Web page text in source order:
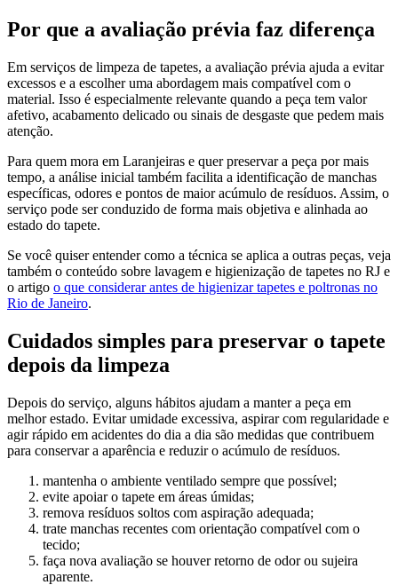
Por que a avaliação prévia faz diferença
Em serviços de limpeza de tapetes, a avaliação prévia ajuda a evitar
excessos e a escolher uma abordagem mais compatível com o
material. Isso é especialmente relevante quando a peça tem valor
afetivo, acabamento delicado ou sinais de desgaste que pedem mais
atenção.
Para quem mora em Laranjeiras e quer preservar a peça por mais
tempo, a análise inicial também facilita a identificação de manchas
específicas, odores e pontos de maior acúmulo de resíduos. Assim, o
serviço pode ser conduzido de forma mais objetiva e alinhada ao
estado do tapete.
Se você quiser entender como a técnica se aplica a outras peças, veja
também o conteúdo sobre lavagem e higienização de tapetes no RJ e
o artigo o que considerar antes de higienizar tapetes e poltronas no
Rio de Janeiro.
Cuidados simples para preservar o tapete
depois da limpeza
Depois do serviço, alguns hábitos ajudam a manter a peça em
melhor estado. Evitar umidade excessiva, aspirar com regularidade e
agir rápido em acidentes do dia a dia são medidas que contribuem
para conservar a aparência e reduzir o acúmulo de resíduos.
mantenha o ambiente ventilado sempre que possível;
evite apoiar o tapete em áreas úmidas;
remova resíduos soltos com aspiração adequada;
trate manchas recentes com orientação compatível com o
tecido;
faça nova avaliação se houver retorno de odor ou sujeira
aparente.